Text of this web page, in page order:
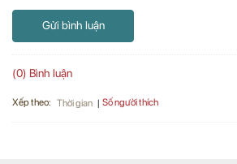
Gửi bình luận
(0) Bình luận
Xếp theo: Thời gian Số người thích